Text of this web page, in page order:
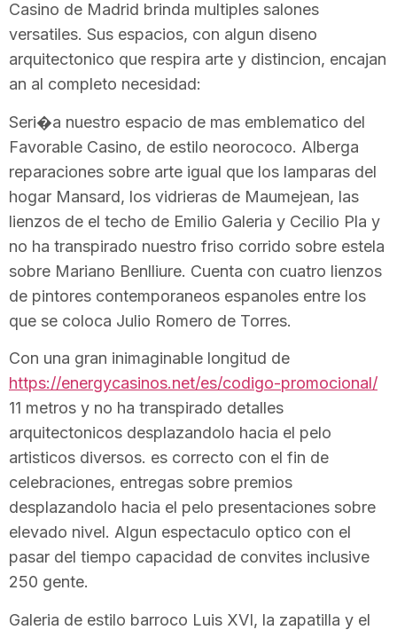
Casino de Madrid brinda multiples salones
versatiles. Sus espacios, con algun diseno
arquitectonico que respira arte y distincion, encajan
an al completo necesidad:
Seri�a nuestro espacio de mas emblematico del
Favorable Casino, de estilo neorococo. Alberga
reparaciones sobre arte igual que los lamparas del
hogar Mansard, los vidrieras de Maumejean, las
lienzos de el techo de Emilio Galeria y Cecilio Pla y
no ha transpirado nuestro friso corrido sobre estela
sobre Mariano Benlliure. Cuenta con cuatro lienzos
de pintores contemporaneos espanoles entre los
que se coloca Julio Romero de Torres.
Con una gran inimaginable longitud de
https://energycasinos.net/es/codigo-promocional/
11 metros y no ha transpirado detalles
arquitectonicos desplazandolo hacia el pelo
artisticos diversos. es correcto con el fin de
celebraciones, entregas sobre premios
desplazandolo hacia el pelo presentaciones sobre
elevado nivel. Algun espectaculo optico con el
pasar del tiempo capacidad de convites inclusive
250 gente.
Galeria de estilo barroco Luis XVI, la zapatilla y el